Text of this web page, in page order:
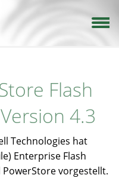
Flash
4.3
Technologies hat
Enterprise Flash
vorgestellt.